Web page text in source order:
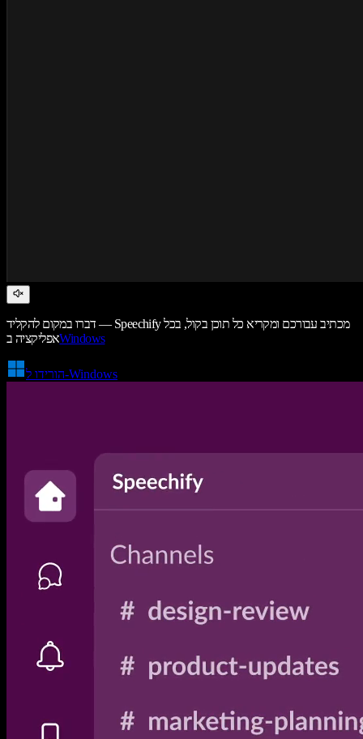
דברו במקום להקליד — Speechify מכתיב עבורכם ומקריא כל תוכן בקול, בכל
אפליקציה בWindows
הורידו ל-Windows